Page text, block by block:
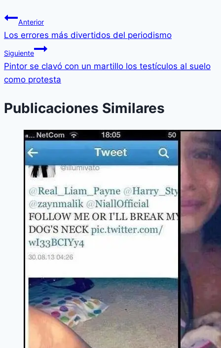
Anterior
Los errores más divertidos del periodismo
Siguiente
Pintor se clavó con un martillo los testículos al suelo
como protesta
Publicaciones Similares